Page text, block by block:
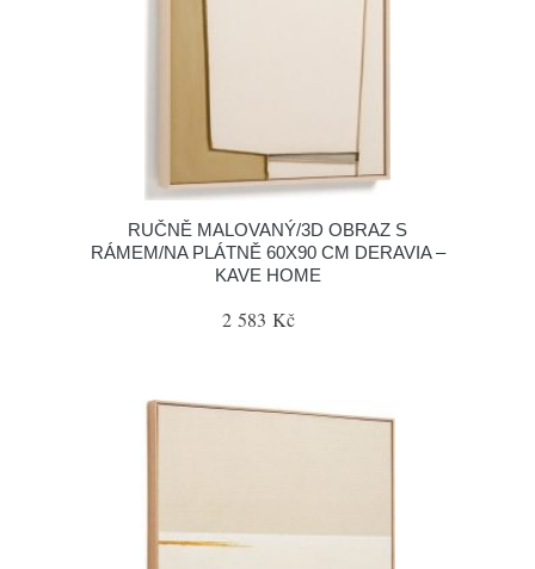
RUČNĚ MALOVANÝ/3D OBRAZ S
RÁMEM/NA PLÁTNĚ 60X90 CM DERAVIA –
KAVE HOME
2 583 Kč